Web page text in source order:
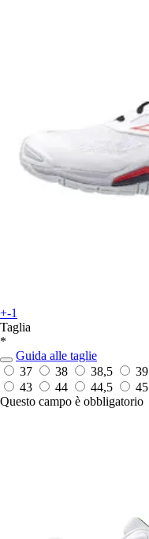
+-1
Taglia
*
Guida alle taglie
37
38 38,5 39
43
44 44,5 45
Questo campo è obbligatorio